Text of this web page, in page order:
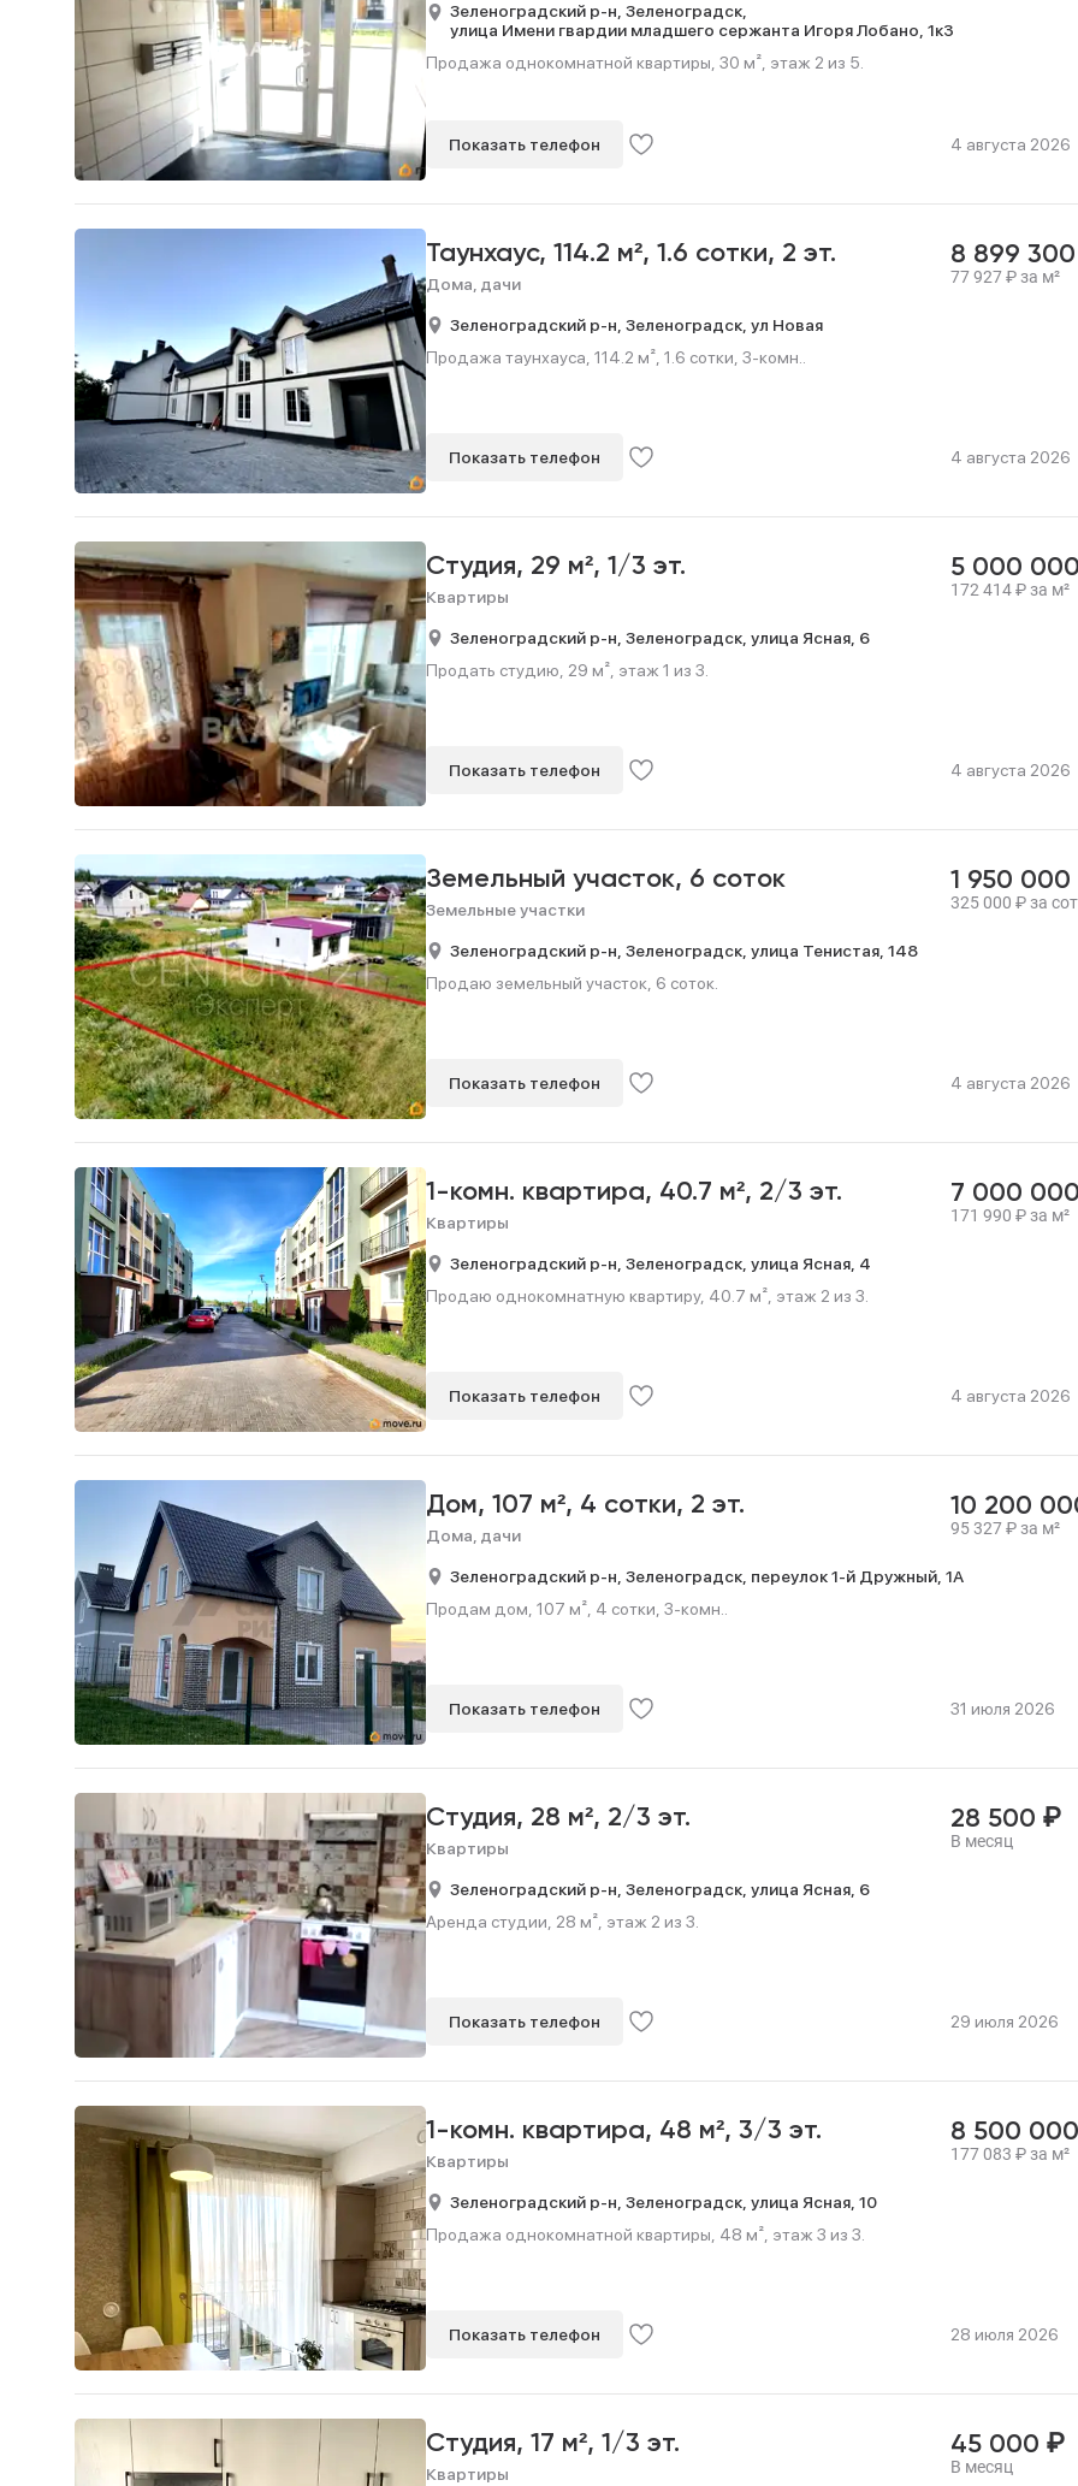
Зеленоградский р-н, Зеленоградск,
улица Имени гвардии младшего сержанта Игоря Лобано, 1к3
Продажа однокомнатной квартиры, 30 м², этаж 2 из 5.
Показать телефон 4 августа 2026
Таунхаус, 114.2 м², 1.6 сотки, 2 эт.
Дома, дачи
8 899
77 927₽за м²
Зеленоградский р-н, Зеленоградск, ул Новая
Продажа таунхауса, 114.2 м², 1.6 сотки, 3-комн..
Показать телефон 4 августа 2026
Студия, 29 м², 1/3 эт.
Квартиры
5 000
172 414₽за м²
Зеленоградский р-н, Зеленоградск, улица Ясная, 6
Продать студию, 29 м², этаж 1 из 3.
Показать телефон 4 августа 2026
Земельный участок, 6 соток
Земельные участки
1 950 000
325 000 ₽за
Зеленоградский р-н, Зеленоградск, улица Тенистая, 148
Продаю земельный участок, 6 соток.
Показать телефон 4 августа 2026
1-комн. квартира, 40.7 м², 2/3 эт.
Квартиры
7 000
171 990 ₽за м²
Зеленоградский р-н, Зеленоградск, улица Ясная, 4
Продаю однокомнатную квартиру, 40.7 м², этаж 2 из 3.
Показать телефон 4 августа 2026
Дом, 107 м², 4 сотки, 2 эт.
Дома, дачи
10 200
95 327₽за м²
Зеленоградский р-н, Зеленоградск, переулок 1-й Дружный, 1А
Продам дом, 107 м², 4 сотки, 3-комн..
Показать телефон 31 июля 2026
Студия, 28 м², 2/3 эт.
Квартиры
28 500 ₽
В месяц
Зеленоградский р-н, Зеленоградск, улица Ясная, 6
Аренда студии, 28 м², этаж 2 из 3.
Показать телефон 29 июля 2026
1-комн. квартира, 48 м², 3/3 эт.
Квартиры
8 500
177 083 ₽за м²
Зеленоградский р-н, Зеленоградск, улица Ясная, 10
Продажа однокомнатной квартиры, 48 м², этаж 3 из 3.
Показать телефон 28 июля 2026
Студия, 17 м², 1/3 эт.
Квартиры
45 000 ₽
В месяц